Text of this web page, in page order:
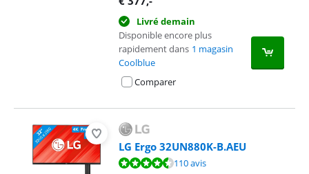
Livré demain
Disponible encore plus
rapidement dans 1 magasin
Coolblue
Comparer
LG Ergo 32UN880K-B.AEU
La note est de 9,1 sur 10, basée sur 110 avis.110 avis